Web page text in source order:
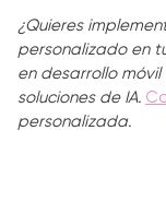
¿Quieres
personalizado en
en desarrollo
soluciones de IA.
personalizada.